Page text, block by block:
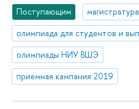
Поступающим
магистратура
олимпиады НИУ ВШЭ
приемная кампания 2019